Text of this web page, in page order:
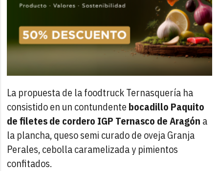
La propuesta de la foodtruck Ternasquería ha
consistido en un contundente bocadillo Paquito
de filetes de cordero IGP Ternasco de Aragón a
la plancha, queso semi curado de oveja Granja
Perales, cebolla caramelizada y pimientos
confitados.